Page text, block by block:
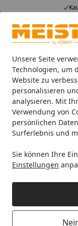
Unsere Seite
Technologien, um
Website zu
personalisieren
analysieren. Mit
Verwendung von
persönlichen
Surferlebnis und
Sie können Ihre
Einstellungen
Alle Produkte
Mein Konto
Suchen
Startseite
Paneele
Meister
Kategorien